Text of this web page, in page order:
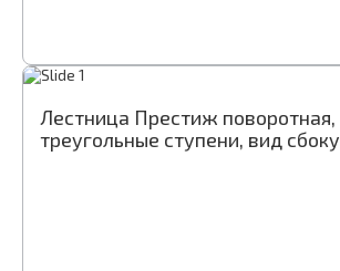
Лестница Престиж поворотная,
треугольные ступени, вид сбоку